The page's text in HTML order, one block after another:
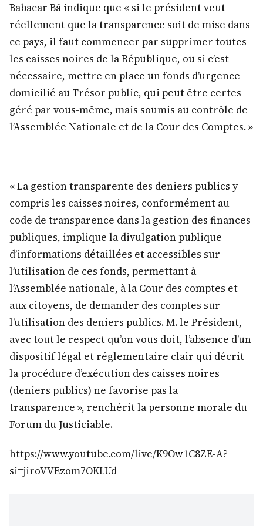
Babacar Bâ indique que « si le président veut
réellement que la transparence soit de mise dans
ce pays, il faut commencer par supprimer toutes
les caisses noires de la République, ou si c’est
nécessaire, mettre en place un fonds d’urgence
domicilié au Trésor public, qui peut être certes
géré par vous-même, mais soumis au contrôle de
l’Assemblée Nationale et de la Cour des Comptes. »
« La gestion transparente des deniers publics y
compris les caisses noires, conformément au
code de transparence dans la gestion des finances
publiques, implique la divulgation publique
d’informations détaillées et accessibles sur
l’utilisation de ces fonds, permettant à
l’Assemblée nationale, à la Cour des comptes et
aux citoyens, de demander des comptes sur
l’utilisation des deniers publics. M. le Président,
avec tout le respect qu’on vous doit, l’absence d’un
dispositif légal et réglementaire clair qui décrit
la procédure d’exécution des caisses noires
(deniers publics) ne favorise pas la
transparence », renchérit la personne morale du
Forum du Justiciable.
https://www.youtube.com/live/K9Ow1C8ZE-A?
si=jiroVVEzom7OKLUd